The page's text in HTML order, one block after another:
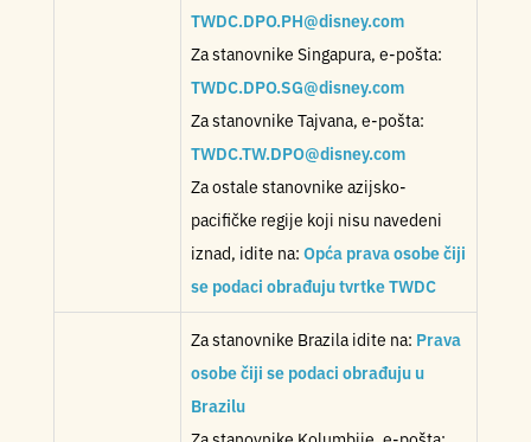
TWDC.DPO.PH@disney.com
Za stanovnike Singapura, e-pošta:
TWDC.DPO.SG@disney.com
Za stanovnike Tajvana, e-pošta:
TWDC.TW.DPO@disney.com
Za ostale stanovnike azijsko-
pacifičke regije koji nisu navedeni
iznad, idite na: Opća prava osobe čiji
se podaci obrađuju tvrtke TWDC
Za stanovnike Brazila idite na: Prava
osobe čiji se podaci obrađuju u
Brazilu